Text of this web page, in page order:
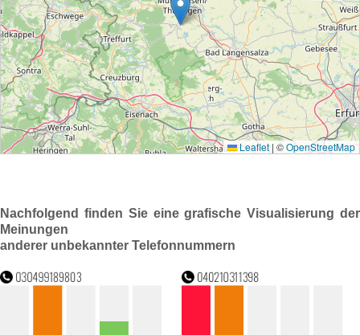
Nachfolgend finden Sie eine grafische Visualisierung der
Meinungen
anderer unbekannter Telefonnummern